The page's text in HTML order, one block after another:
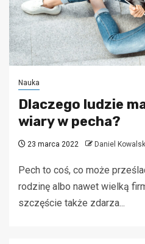
Nauka
Dlaczego ludzie
wiary w pecha?
23 marca 2022 Daniel
Pech to coś, co może
rodzinę albo nawet wielką
szczęście także zdarza...